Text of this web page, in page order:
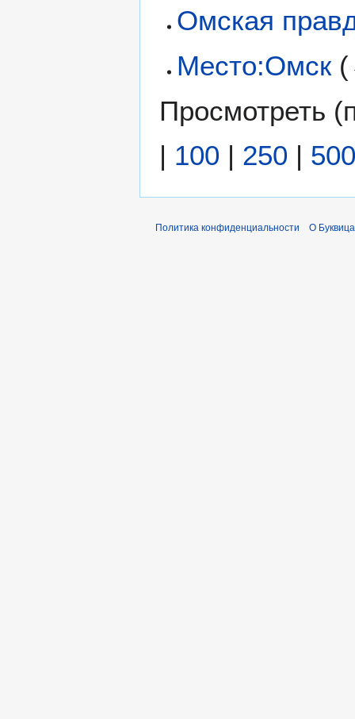
Омская
Место:Омск (
Просмотреть (
| 100 | 250 | 500
Политика конфиденциальности О Буквица